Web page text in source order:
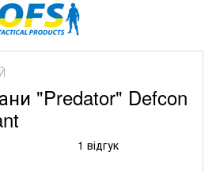
"Predator" Defcon
1 відгук